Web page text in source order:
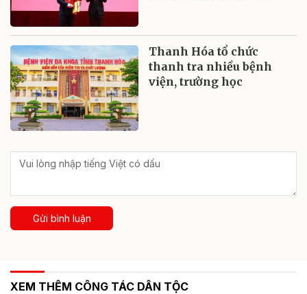
Thanh Hóa tổ chức
thanh tra nhiều bệnh
viện, trường học
Gửi bình luận
XEM THÊM CÔNG TÁC DÂN TỘC